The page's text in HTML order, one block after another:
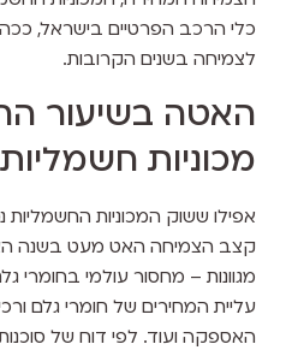
כלי הרכב הפרטיים בישראל, ככה
לצמיחה בשנים הקרובות.
האטה בשיעור
מכוניות
אפילו ששוק המכוניות החשמליות
קצב הצמיחה האט מעט בשנה
מגוונות – מחסור עולמי בחומרי גלם
עליית המחירים של חומרי גלם